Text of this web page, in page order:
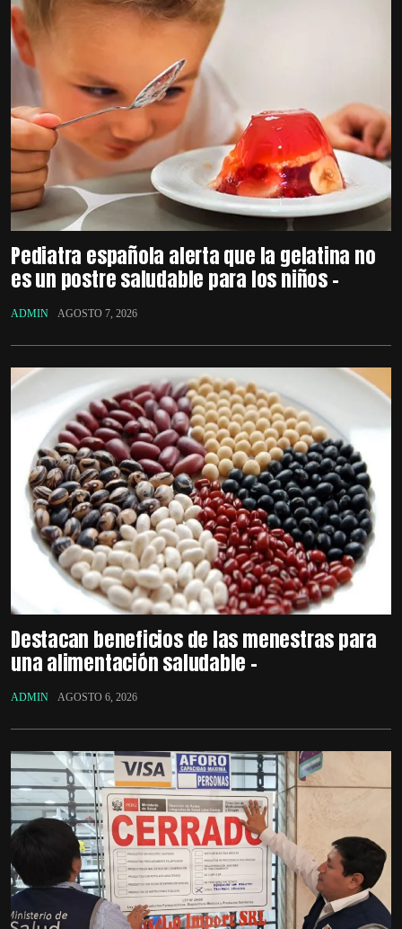
Pediatra española alerta que la gelatina no
es un postre saludable para los niños –
ADMIN AGOSTO 7, 2026
Destacan beneficios de las menestras para
una alimentación saludable –
ADMIN AGOSTO 6, 2026